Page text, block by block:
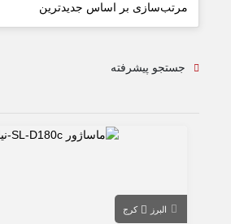
جستجو پیشرفته
البرز کرج